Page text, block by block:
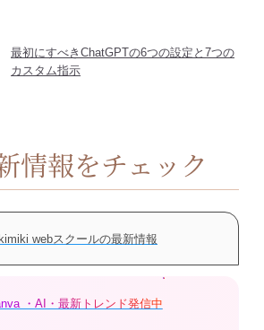
最初にすべきChatGPTの6つの設定と7つの
カスタム指示
情報をチェック
webスクールの最新情報
・AI・最新トレンド発信中